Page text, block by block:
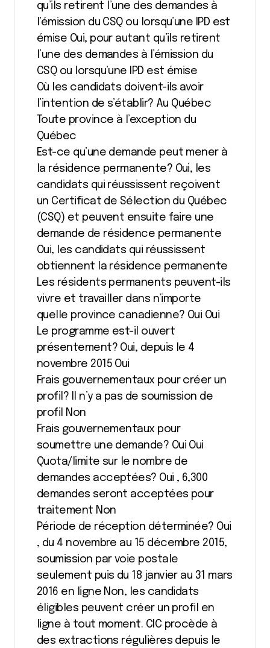
qu’ils retirent l’une des demandes à
l’émission du CSQ ou lorsqu’une IPD est
émise Oui, pour autant qu’ils retirent
l’une des demandes à l’émission du
CSQ ou lorsqu’une IPD est émise
Où les candidats doivent-ils avoir
l’intention de s’établir? Au Québec
Toute province à l’exception du
Québec
Est-ce qu’une demande peut mener à
la résidence permanente? Oui, les
candidats qui réussissent reçoivent
un Certificat de Sélection du Québec
(CSQ) et peuvent ensuite faire une
demande de résidence permanente
Oui, les candidats qui réussissent
obtiennent la résidence permanente
Les résidents permanents peuvent-ils
vivre et travailler dans n’importe
quelle province canadienne? Oui Oui
Le programme est-il ouvert
présentement? Oui, depuis le 4
novembre 2015 Oui
Frais gouvernementaux pour créer un
profil? Il n’y a pas de soumission de
profil Non
Frais gouvernementaux pour
soumettre une demande? Oui Oui
Quota/limite sur le nombre de
demandes acceptées? Oui , 6,300
demandes seront acceptées pour
traitement Non
Période de réception déterminée? Oui
, du 4 novembre au 15 décembre 2015,
soumission par voie postale
seulement puis du 18 janvier au 31 mars
2016 en ligne Non, les candidats
éligibles peuvent créer un profil en
ligne à tout moment. CIC procède à
des extractions régulières depuis le